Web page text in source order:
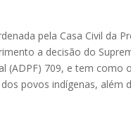
pela Casa Civil da
a decisão do
(ADPF) 709, e tem como
povos indígenas,